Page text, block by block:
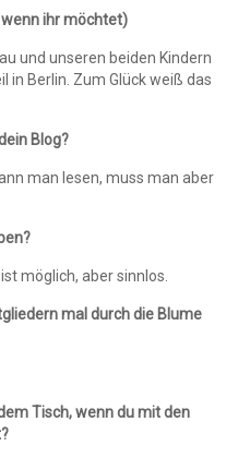
ihr möchtet)
und unseren beiden Kindern
in Berlin. Zum Glück weiß das
Blog?
man lesen, muss man aber
möglich, aber sinnlos.
mal durch die Blume
Tisch, wenn du mit den